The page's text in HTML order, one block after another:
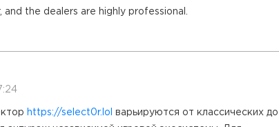
the dealers are highly professional.
https://select0r.lol
варьируются от классических до